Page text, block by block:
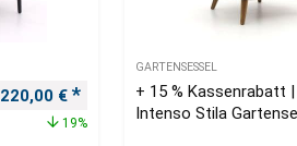
Ursprünglicher Preis war: 270,00 €
220,00 € Aktueller Preis ist: 220,00 €.
19%
GARTENSESSEL
+ 15 % Kassenrabatt |
Intenso Stila